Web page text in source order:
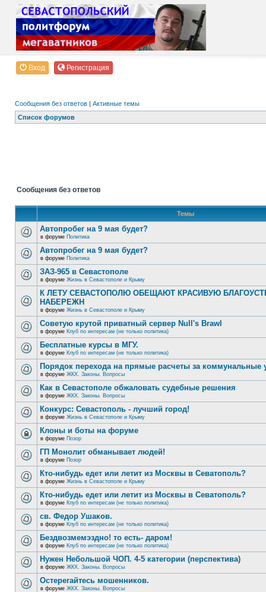
Вход Регистрация
Сообщения без ответов | Активные темы
Список форумов
Сообщения без ответов
Темы
Автопробег на 9 мая будет?
в форуме Политика
Автопробег на 9 мая будет?
в форуме Политика
ЗАЗ-965 в Севастополе
в форуме Жизнь в Севастополе и Крыму
К ЛЕТУ СЕВАСТОПОЛЮ ОБЕЩАЮТ КРАСИВУЮ
НАБЕРЕЖН
в форуме Жизнь в Севастополе и Крыму
Советую крутой приватный сервер Null's Brawl
в форуме Клуб по интересам (не только политика)
Бесплатные курсы в МГУ.
в форуме Клуб по интересам (не только политика)
Порядок перехода на прямые расчеты за коммунальные
в форуме ЖКХ. Законы. Вопросы
Как в Севастополе обжаловать судебные решения
в форуме ЖКХ. Законы. Вопросы
Конкурс: Севастополь - лучший город!
в форуме Жизнь в Севастополе и Крыму
Клоны и боты на форуме
в форуме Позор
ГП Монолит обманывает людей!
в форуме Позор
Кто-нибудь едет или летит из Москвы в Севатополь?
в форуме Жизнь в Севастополе и Крыму
Кто-нибудь едет или летит из Москвы в Севатополь?
в форуме Клуб по интересам (не только политика)
св. Федор Ушаков.
в форуме Клуб по интересам (не только политика)
Бездвозмемэздно! то есть- даром!
в форуме Клуб по интересам (не только политика)
Нужен Небольшой ЧОП. 4-5 категории (перспектива)
в форуме ЖКХ. Законы. Вопросы
Остерегайтесь мошенников.
в форуме ЖКХ. Законы. Вопросы